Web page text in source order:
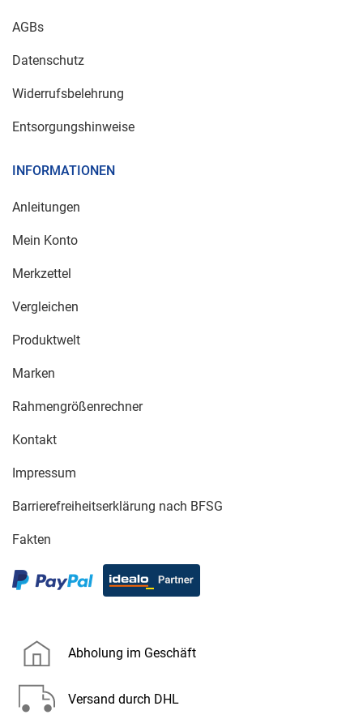
AGBs
Datenschutz
Widerrufsbelehrung
Entsorgungshinweise
INFORMATIONEN
Anleitungen
Mein Konto
Merkzettel
Vergleichen
Produktwelt
Marken
Rahmengrößenrechner
Kontakt
Impressum
Barrierefreiheitserklärung nach BFSG
Fakten
Abholung im Geschäft
Versand durch DHL